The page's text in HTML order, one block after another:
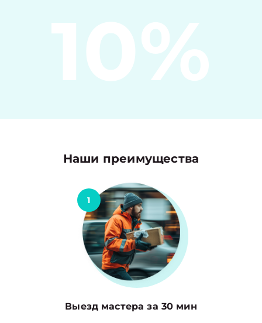
10%
Наши преимущества
1
Выезд мастера за 30 мин